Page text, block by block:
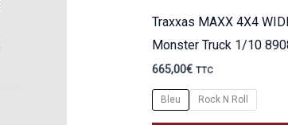
Traxxas MAXX 4X4
Monster Truck 1/10
665,00€ TTC
Bleu Rock N Roll